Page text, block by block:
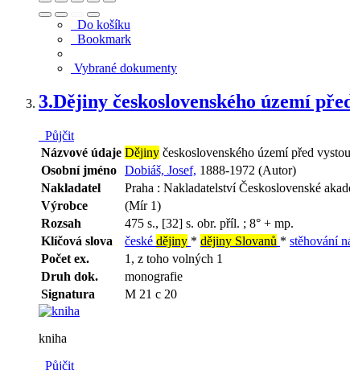
Do košíku
Bookmark
Vybrané dokumenty
3.Dějiny československého území
Půjčit
Názvové údaje Dějiny československého území před
Osobní jméno Dobiáš, Josef, 1888-1972 (Autor)
Nakladatel
Praha : Nakladatelství Československé
Výrobce
(Mír 1)
Rozsah
475 s., [32] s. obr. příl. ; 8° + mp.
Klíčová slova
české dějiny * dějiny Slovanů * stěhování
Počet ex.
1, z toho volných 1
Druh dok.
monografie
Signatura
M 21 c 20
kniha
Půjčit